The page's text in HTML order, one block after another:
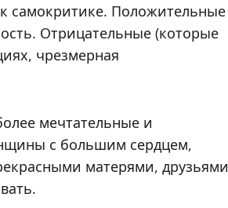
самокритике. Положительные
Отрицательные (которые
чрезмерная
мечтательные и
с большим сердцем,
матерями, друзьями